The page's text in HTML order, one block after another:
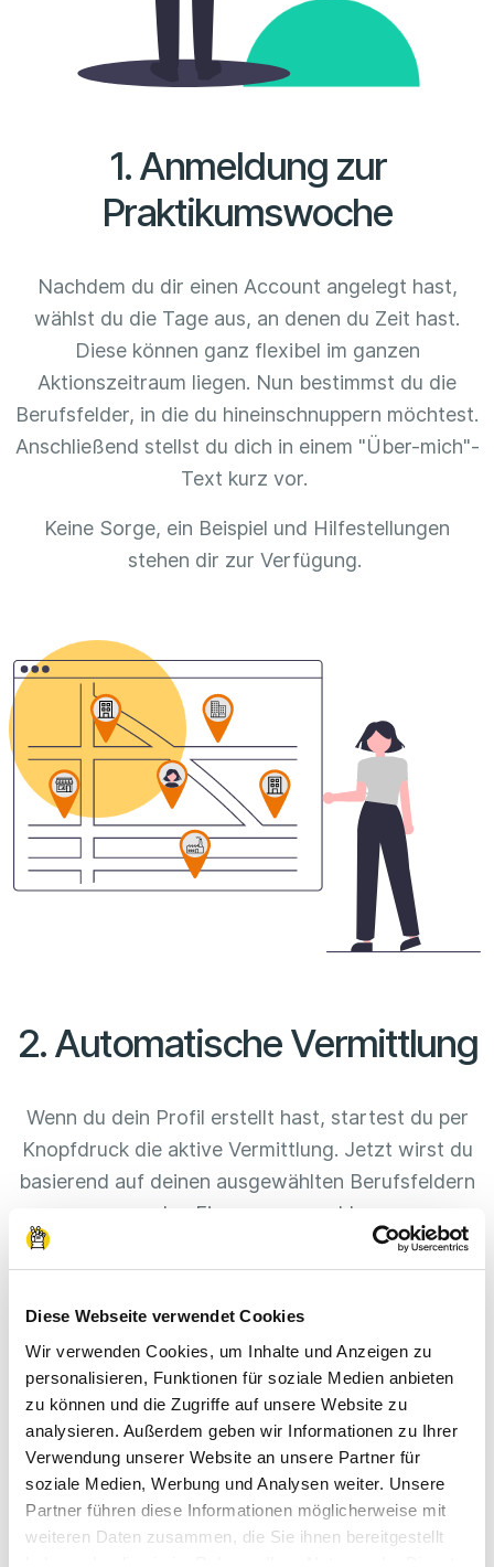
Diese Webseite verwendet Cookies
Wir verwenden Cookies, um Inhalte und Anzeigen zu
personalisieren, Funktionen für soziale Medien anbieten
zu können und die Zugriffe auf unsere Website zu
analysieren. Außerdem geben wir Informationen zu Ihrer
Verwendung unserer Website an unsere Partner für
soziale Medien, Werbung und Analysen weiter. Unsere
Partner führen diese Informationen möglicherweise mit
weiteren Daten zusammen, die Sie ihnen bereitgestellt
1. Anmeldung zur
Praktikumswoche
Nachdem du dir einen Account angelegt hast,
wählst du die Tage aus, an denen du Zeit hast.
Diese können ganz flexibel im ganzen
Aktionszeitraum liegen. Nun bestimmst du die
Berufsfelder, in die du hineinschnuppern möchtest.
Anschließend stellst du dich in einem "Über-mich"-
Text kurz vor.
Keine Sorge, ein Beispiel und Hilfestellungen
stehen dir zur Verfügung.
2. Automatische Vermittlung
Wenn du dein Profil erstellt hast, startest du per
Knopfdruck die aktive Vermittlung. Jetzt wirst du
basierend auf deinen ausgewählten Berufsfeldern
passenden Firmen vorgeschlagen.
ein Unternehmen annimmt, bekommst du eine
Benachrichtigung.